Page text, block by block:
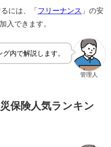
には、「 フリーナンス 」の安
入できます。
管理人
内で解説します。
保険人気ランキン